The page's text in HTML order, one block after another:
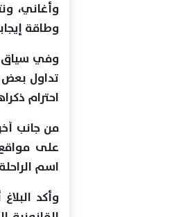
وأغاني،
وطاقة
وفي سياق
تداول بعض
احترام
من جانب
على مواقع
اسم
وأكد